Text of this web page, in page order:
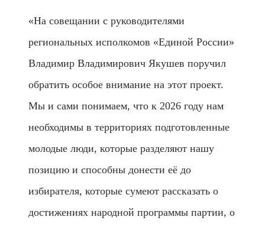
«На совещании с руководителями
региональных исполкомов «Единой России»
Владимир Владимирович Якушев поручил
обратить особое внимание на этот проект.
Мы и сами понимаем, что к 2026 году нам
необходимы в территориях подготовленные
молодые люди, которые разделяют нашу
позицию и способны донести её до
избирателя, которые сумеют рассказать о
достижениях народной программы партии, о